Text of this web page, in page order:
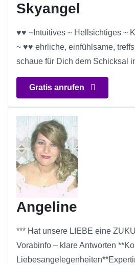
Skyangel
♥♥ ~Intuitives ~ Hellsichtiges ~
~ ♥♥ ehrliche, einfühlsame,
schaue für Dich dem Schicksal
Gratis anrufen
Angeline
*** Hat unsere LIEBE eine
Vorabinfo – klare Antworten